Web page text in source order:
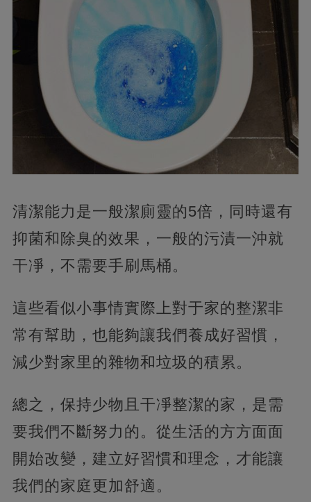
清潔能力是一般潔廁靈的5倍，同時還有
抑菌和除臭的效果，一般的污漬一沖就
干凈，不需要手刷馬桶。
這些看似小事情實際上對于家的整潔非
常有幫助，也能夠讓我們養成好習慣，
減少對家里的雜物和垃圾的積累。
總之，保持少物且干凈整潔的家，是需
要我們不斷努力的。從生活的方方面面
開始改變，建立好習慣和理念，才能讓
我們的家庭更加舒適。